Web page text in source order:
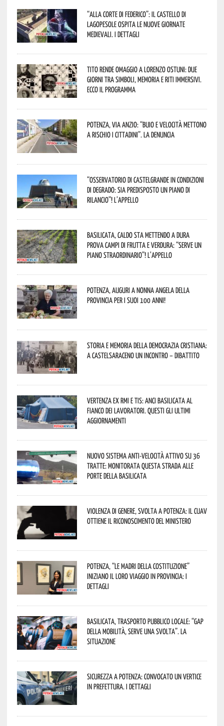
“Alla corte di Federico”: il Castello di
Lagopesole ospita le nuove Giornate
Medievali. I dettagli
Tito rende omaggio a Lorenzo Ostuni: due
giorni tra simboli, memoria e riti immersivi.
Ecco il programma
Potenza, Via Anzio: “Buio e velocità mettono
a rischio i cittadini”. La denuncia
“Osservatorio di Castelgrande in condizioni
di degrado: sia predisposto un piano di
rilancio”! L’appello
Basilicata, caldo sta mettendo a dura
prova campi di frutta e verdura: “Serve un
piano straordinario”! L’appello
Potenza, auguri a nonna Angela della
provincia per i suoi 100 anni!
Storia e memoria della Democrazia Cristiana:
a Castelsaraceno un incontro – dibattito
Vertenza ex RMI e TIS: ANCI Basilicata al
fianco dei lavoratori. Questi gli ultimi
aggiornamenti
Nuovo sistema anti-velocità attivo su 36
tratte: monitorata questa strada alle
porte della Basilicata
Violenza di genere, svolta a Potenza: il CUAV
ottiene il riconoscimento del Ministero
Potenza, “Le Madri della Costituzione”
iniziano il loro viaggio in provincia: i
dettagli
Basilicata, trasporto pubblico locale: “Gap
della mobilità, serve una svolta”. La
situazione
Sicurezza a Potenza: convocato un vertice
in Prefettura. I dettagli